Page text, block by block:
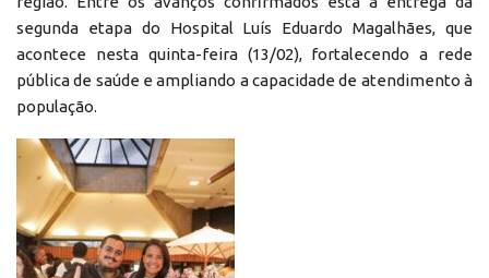
segunda etapa do Hospital Luís Eduardo Magalhães, que
acontece nesta quinta-feira (13/02), fortalecendo a rede
pública de saúde e ampliando a capacidade de atendimento à
população.